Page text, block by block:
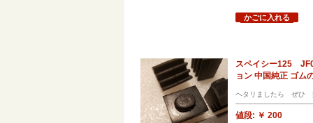
かごに入れる
スペイシー125
ョン 中国純正 ゴ
ヘタリましたら ぜひ
値段: ￥ 200